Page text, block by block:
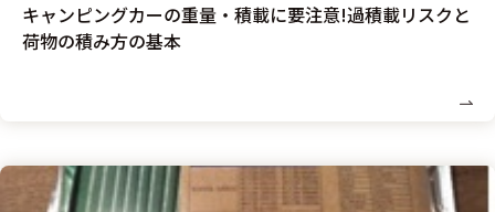
キャンピングカーの重量・積載に要注意!過積載リスクと
荷物の積み方の基本